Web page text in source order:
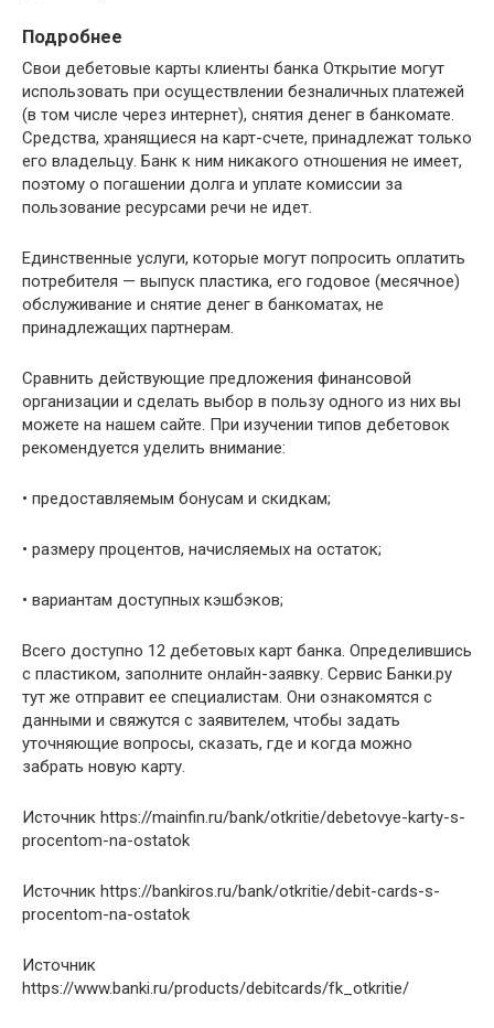
Подробнее
Свои дебетовые карты клиенты банка Открытие могут
использовать при осуществлении безналичных платежей
(в том числе через интернет), снятия денег в банкомате.
Средства, хранящиеся на карт-счете, принадлежат только
его владельцу. Банк к ним никакого отношения не имеет,
поэтому о погашении долга и уплате комиссии за
пользование ресурсами речи не идет.
Единственные услуги, которые могут попросить оплатить
потребителя — выпуск пластика, его годовое (месячное)
обслуживание и снятие денег в банкоматах, не
принадлежащих партнерам.
Сравнить действующие предложения финансовой
организации и сделать выбор в пользу одного из них вы
можете на нашем сайте. При изучении типов дебетовок
рекомендуется уделить внимание:
• предоставляемым бонусам и скидкам;
• размеру процентов, начисляемых на остаток;
• вариантам доступных кэшбэков;
Всего доступно 12 дебетовых карт банка. Определившись
с пластиком, заполните онлайн-заявку. Сервис Банки.ру
тут же отправит ее специалистам. Они ознакомятся с
данными и свяжутся с заявителем, чтобы задать
уточняющие вопросы, сказать, где и когда можно
забрать новую карту.
Источник https://mainfin.ru/bank/otkritie/debetovye-karty-s-
procentom-na-ostatok
Источник https://bankiros.ru/bank/otkritie/debit-cards-s-
procentom-na-ostatok
Источник
https://www.banki.ru/products/debitcards/fk_otkritie/